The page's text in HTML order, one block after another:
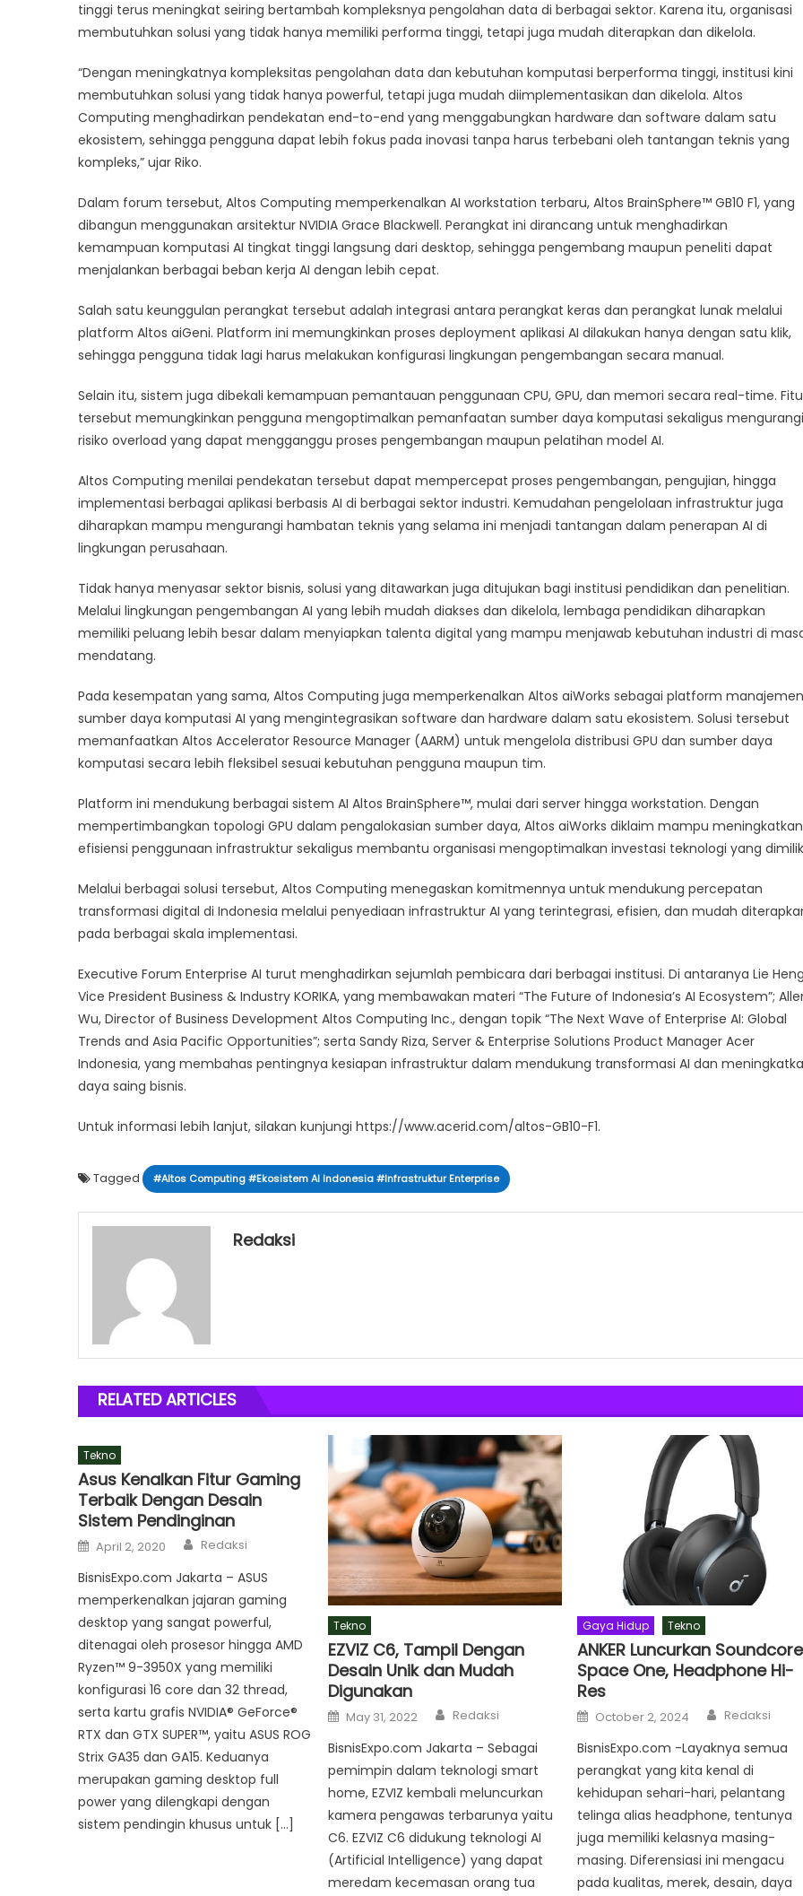
tinggi terus meningkat seiring bertambah kompleksnya pengolahan data di berbagai sektor. Karena itu, organisasi
membutuhkan solusi yang tidak hanya memiliki performa tinggi, tetapi juga mudah diterapkan dan dikelola.
“Dengan meningkatnya kompleksitas pengolahan data dan kebutuhan komputasi berperforma tinggi, institusi kini
membutuhkan solusi yang tidak hanya powerful, tetapi juga mudah diimplementasikan dan dikelola. Altos
Computing menghadirkan pendekatan end-to-end yang menggabungkan hardware dan software dalam satu
ekosistem, sehingga pengguna dapat lebih fokus pada inovasi tanpa harus terbebani oleh tantangan teknis yang
kompleks,” ujar Riko.
Dalam forum tersebut, Altos Computing memperkenalkan AI workstation terbaru, Altos BrainSphere™ GB10 F1, yang
dibangun menggunakan arsitektur NVIDIA Grace Blackwell. Perangkat ini dirancang untuk menghadirkan
kemampuan komputasi AI tingkat tinggi langsung dari desktop, sehingga pengembang maupun peneliti dapat
menjalankan berbagai beban kerja AI dengan lebih cepat.
Salah satu keunggulan perangkat tersebut adalah integrasi antara perangkat keras dan perangkat lunak melalui
platform Altos aiGeni. Platform ini memungkinkan proses deployment aplikasi AI dilakukan hanya dengan satu klik,
sehingga pengguna tidak lagi harus melakukan konfigurasi lingkungan pengembangan secara manual.
Selain itu, sistem juga dibekali kemampuan pemantauan penggunaan CPU, GPU, dan memori secara real-time.
tersebut memungkinkan pengguna mengoptimalkan pemanfaatan sumber daya komputasi sekaligus mengurangi
risiko overload yang dapat mengganggu proses pengembangan maupun pelatihan model AI.
Altos Computing menilai pendekatan tersebut dapat mempercepat proses pengembangan, pengujian, hingga
implementasi berbagai aplikasi berbasis AI di berbagai sektor industri. Kemudahan pengelolaan infrastruktur juga
diharapkan mampu mengurangi hambatan teknis yang selama ini menjadi tantangan dalam penerapan AI di
lingkungan perusahaan.
Tidak hanya menyasar sektor bisnis, solusi yang ditawarkan juga ditujukan bagi institusi pendidikan dan penelitian.
Melalui lingkungan pengembangan AI yang lebih mudah diakses dan dikelola, lembaga pendidikan diharapkan
memiliki peluang lebih besar dalam menyiapkan talenta digital yang mampu menjawab kebutuhan industri di
mendatang.
Pada kesempatan yang sama, Altos Computing juga memperkenalkan Altos aiWorks sebagai platform manajemen
sumber daya komputasi AI yang mengintegrasikan software dan hardware dalam satu ekosistem. Solusi tersebut
memanfaatkan Altos Accelerator Resource Manager (AARM) untuk mengelola distribusi GPU dan sumber daya
komputasi secara lebih fleksibel sesuai kebutuhan pengguna maupun tim.
Platform ini mendukung berbagai sistem AI Altos BrainSphere™, mulai dari server hingga workstation. Dengan
mempertimbangkan topologi GPU dalam pengalokasian sumber daya, Altos aiWorks diklaim mampu meningkatkan
efisiensi penggunaan infrastruktur sekaligus membantu organisasi mengoptimalkan investasi teknologi yang
Melalui berbagai solusi tersebut, Altos Computing menegaskan komitmennya untuk mendukung percepatan
transformasi digital di Indonesia melalui penyediaan infrastruktur AI yang terintegrasi, efisien, dan mudah
pada berbagai skala implementasi.
Executive Forum Enterprise AI turut menghadirkan sejumlah pembicara dari berbagai institusi. Di antaranya Lie
Vice President Business & Industry KORIKA, yang membawakan materi “The Future of Indonesia’s AI Ecosystem”;
Wu, Director of Business Development Altos Computing Inc., dengan topik “The Next Wave of Enterprise AI: Global
Trends and Asia Pacific Opportunities”; serta Sandy Riza, Server & Enterprise Solutions Product Manager Acer
Indonesia, yang membahas pentingnya kesiapan infrastruktur dalam mendukung transformasi AI dan
daya saing bisnis.
Untuk informasi lebih lanjut, silakan kunjungi https://www.acerid.com/altos-GB10-F1.
Tagged #Altos Computing #Ekosistem AI Indonesia #Infrastruktur Enterprise
Redaksi
RELATED ARTICLES
Tekno
Asus Kenalkan Fitur Gaming
Terbaik Dengan Desain
Sistem Pendinginan
Posted
on
April 2, 2020 Author
Redaksi
BisnisExpo.com Jakarta – ASUS
memperkenalkan jajaran gaming
desktop yang sangat powerful,
ditenagai oleh prosesor hingga AMD
Ryzen™ 9-3950X yang memiliki
konfigurasi 16 core dan 32 thread,
serta kartu grafis NVIDIA® GeForce®
RTX dan GTX SUPER™, yaitu ASUS ROG
Strix GA35 dan GA15. Keduanya
merupakan gaming desktop full
power yang dilengkapi dengan
sistem pendingin khusus untuk […]
Tekno
EZVIZ C6, Tampil Dengan
Desain Unik dan Mudah
Digunakan
Posted
on
May 31, 2022 Author
Redaksi
BisnisExpo.com Jakarta – Sebagai
pemimpin dalam teknologi smart
home, EZVIZ kembali meluncurkan
kamera pengawas terbarunya yaitu
C6. EZVIZ C6 didukung teknologi AI
(Artificial Intelligence) yang dapat
meredam kecemasan orang tua
Gaya Hidup Tekno
ANKER Luncurkan Soundcore
Space One, Headphone Hi-
Res
Posted
on
October 2, 2024 Author
Redaksi
BisnisExpo.com -Layaknya semua
perangkat yang kita kenal di
kehidupan sehari-hari, pelantang
telinga alias headphone, tentunya
juga memiliki kelasnya masing-
masing. Diferensiasi ini mengacu
pada kualitas, merek, desain, daya